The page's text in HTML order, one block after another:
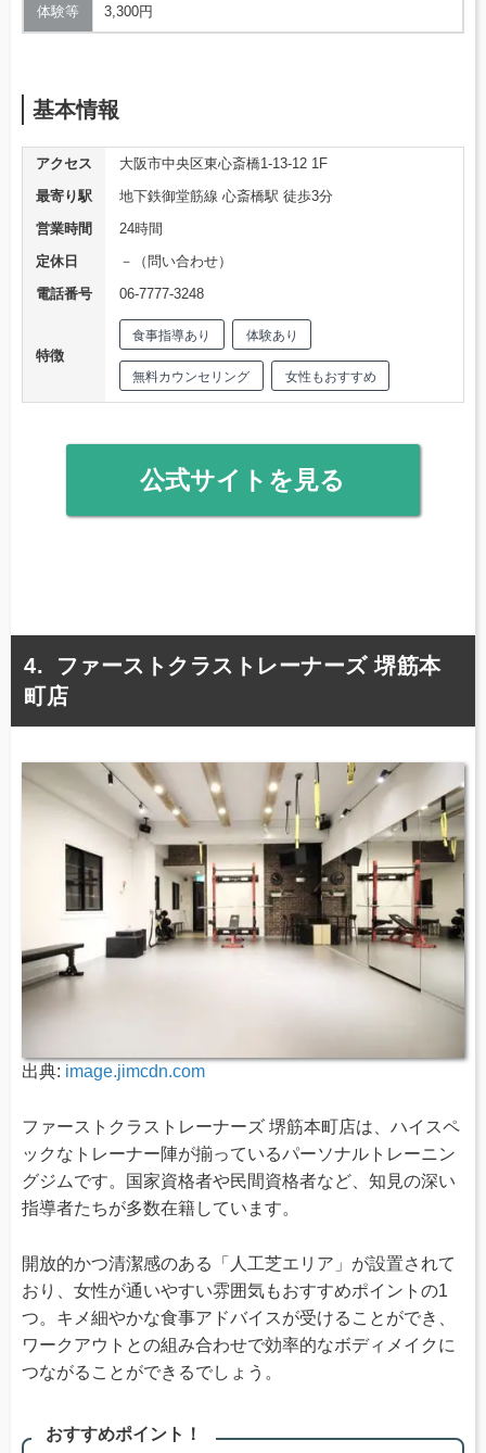
体験等 3,300円
基本情報
アクセス
大阪市中央区東心斎橋1-13-12 1F
最寄り駅
地下鉄御堂筋線 心斎橋駅 徒歩3分
営業時間
24時間
定休日
－（問い合わせ）
電話番号
06-7777-3248
特徴
食事指導あり 体験あり
無料カウンセリング 女性もおすすめ
公式サイトを見る
ファーストクラストレーナーズ 堺筋本
町店
出典: image.jimcdn.com
ファーストクラストレーナーズ 堺筋本町店は、ハイスペ
ックなトレーナー陣が揃っているパーソナルトレーニン
グジムです。国家資格者や民間資格者など、知見の深い
指導者たちが多数在籍しています。
開放的かつ清潔感のある「人工芝エリア」が設置されて
おり、女性が通いやすい雰囲気もおすすめポイントの1
つ。キメ細やかな食事アドバイスが受けることができ、
ワークアウトとの組み合わせで効率的なボディメイクに
つながることができるでしょう。
おすすめポイント！